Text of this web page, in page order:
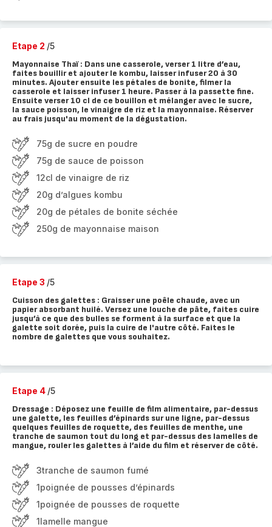
Etape 2 /5
Mayonnaise Thaï : Dans une casserole, verser 1 litre d’eau,
faites bouillir et ajouter le kombu, laisser infuser 20 à 30
minutes. Ajouter ensuite les pétales de bonite, filmer la
casserole et laisser infuser 1 heure. Passer à la passette fine.
Ensuite verser 10 cl de ce bouillon et mélanger avec le sucre,
la sauce poisson, le vinaigre de riz et la mayonnaise. Réserver
au frais jusqu'au moment de la dégustation.
75g de sucre en poudre
75g de sauce de poisson
12cl de vinaigre de riz
20g d’algues kombu
20g de pétales de bonite séchée
250g de mayonnaise maison
Etape 3 /5
Cuisson des galettes : Graisser une poêle chaude, avec un
papier absorbant huilé. Versez une louche de pâte, faites cuire
jusqu’à ce que des bulles se forment à la surface et que la
galette soit dorée, puis la cuire de l'autre côté. Faites le
nombre de galettes que vous souhaitez.
Etape 4 /5
Dressage : Déposez une feuille de film alimentaire, par-dessus
une galette, les feuilles d’épinards sur une ligne, par-dessus
quelques feuilles de roquette, des feuilles de menthe, une
tranche de saumon tout du long et par-dessus des lamelles de
mangue, rouler les galettes à l’aide du film et réserver de côté.
3tranche de saumon fumé
1poignée de pousses d’épinards
1poignée de pousses de roquette
1lamelle mangue